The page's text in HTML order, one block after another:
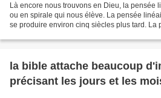
Là encore nous trouvons en Dieu, la pensée
ou en spirale qui nous élève. La pensée
se produire environ cinq siècles plus tard. La
la bible attache beaucoup
précisant les jours et les